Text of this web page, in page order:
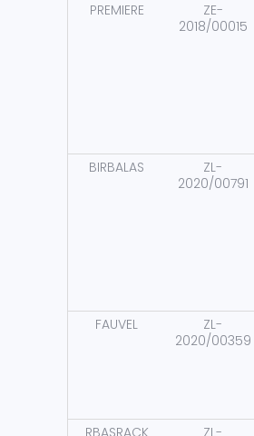
PREMIERE
ZE-
2018/00015
BIRBALAS
ZL-
2020/00791
FAUVEL
ZL-
2020/00359